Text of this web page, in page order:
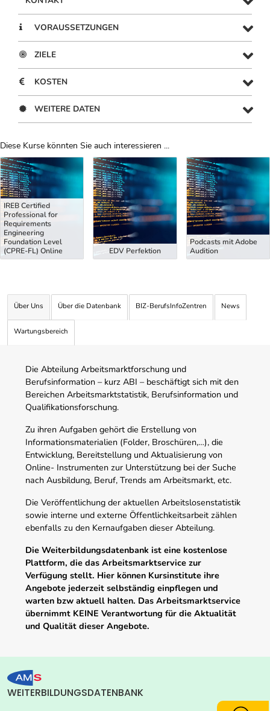
VORAUSSETZUNGEN
ZIELE
KOSTEN
WEITERE DATEN
Diese Kurse könnten Sie auch interessieren ...
Uber Weiterbildungsvorschläge
IREB Certified
Professional for
Requirements
Engineering
Foundation Level
(CPRE-FL) Online
EDV Perfektion
Podcasts mit Adobe
Audition
Über Uns Über die Datenbank BIZ-BerufsInfoZentren News
Wartungsbereich
Die Abteilung Arbeitsmarktforschung und
Berufsinformation – kurz ABI – beschäftigt sich mit den
Bereichen Arbeitsmarktstatistik, Berufsinformation und
Qualifikationsforschung.
Zu ihren Aufgaben gehört die Erstellung von
Informationsmaterialien (Folder, Broschüren,…), die
Entwicklung, Bereitstellung und Aktualisierung von
Online- Instrumenten zur Unterstützung bei der Suche
nach Ausbildung, Beruf, Trends am Arbeitsmarkt, etc.
Die Veröffentlichung der aktuellen Arbeitslosenstatistik
sowie interne und externe Öffentlichkeitsarbeit zählen
ebenfalls zu den Kernaufgaben dieser Abteilung.
Die Weiterbildungsdatenbank ist eine kostenlose
Plattform, die das Arbeitsmarktservice zur
Verfügung stellt. Hier können Kursinstitute ihre
Angebote jederzeit selbständig einpflegen und
warten bzw aktuell halten. Das Arbeitsmarktservice
übernimmt KEINE Verantwortung für die Aktualität
und Qualität dieser Angebote.
WEITERBILDUNGSDATENBANK